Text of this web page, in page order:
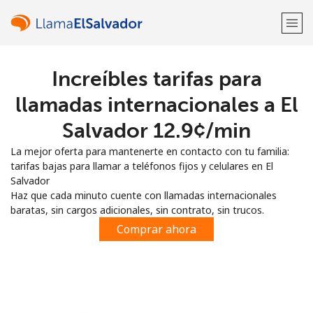
¡Bienvenido!
Regístrate con
o
Increíbles tarifas para
llamadas internacionales a El
Salvador ⁦12.9¢⁩/min
La mejor oferta para mantenerte en contacto con tu familia:
tarifas bajas para llamar a teléfonos fijos y celulares en El
Salvador
Haz que cada minuto cuente con llamadas internacionales
baratas, sin cargos adicionales, sin contrato, sin trucos.
Comprar ahora